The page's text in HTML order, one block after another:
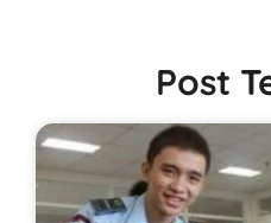
Post